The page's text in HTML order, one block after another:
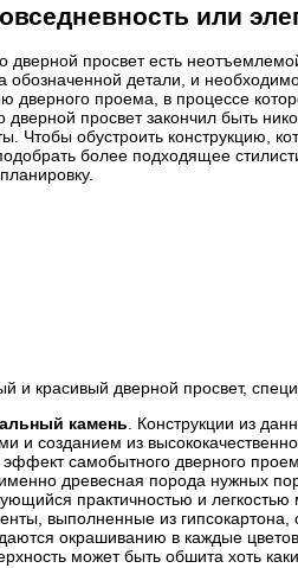
или
просвет есть
обозначенной детали, и
дверного проема, в процессе
дверной просвет закончил быть
обустроить конструкцию,
более подходящее
и красивый дверной просвет,
камень . Конструкции из
и созданием из
самобытного дверного
именно древесная порода нужных
практичностью и
выполненные из
окрашиванию в каждые
может быть обшита хоть